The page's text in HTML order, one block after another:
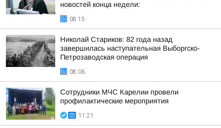
новостей конца недели:
08:15
Николай Стариков: 82 года назад
завершилась наступательная Выборгско-
Петрозаводская операция
08:06
Сотрудники МЧС Карелии провели
профилактические мероприятия
11:21